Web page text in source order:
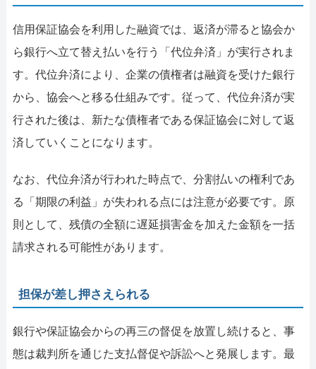
信用保証協会を利用した融資では、返済が滞ると協会か
ら銀行へ立て替え払いを行う「代位弁済」が実行されま
す。代位弁済により、企業の債権者は融資を受けた銀行
から、協会へと移る仕組みです。従って、代位弁済が実
行された後は、新たな債権者である保証協会に対して返
済していくことになります。
なお、代位弁済が行われた時点で、分割払いの権利であ
る「期限の利益」が失われる点には注意が必要です。原
則として、残債の全額に遅延損害金を加えた金額を一括
請求される可能性があります。
担保が差し押さえられる
銀行や保証協会からの再三の督促を放置し続けると、事
態は裁判所を通じた支払督促や訴訟へと発展します。最